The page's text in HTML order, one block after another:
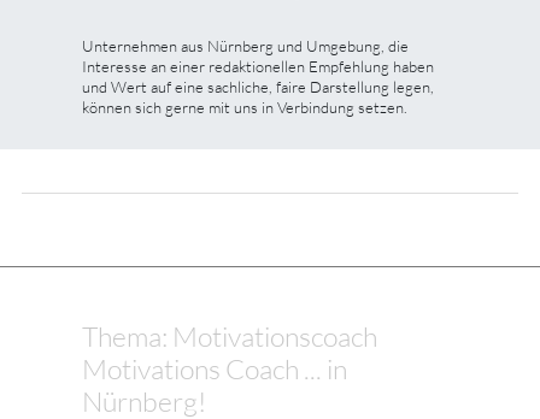
Unternehmen aus Nürnberg und Umgebung, die
Interesse an einer redaktionellen Empfehlung haben
und Wert auf eine sachliche, faire Darstellung legen,
können sich gerne mit uns in Verbindung setzen.
Thema: Motivationscoach
Motivations Coach ... in
Nürnberg!